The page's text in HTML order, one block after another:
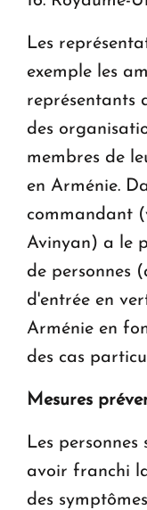
Les
exemple les
représentants
des
membres de
en Arménie.
commandant
Avinyan) a le
de personnes
d'entrée en
Arménie en
des cas
Mesures
Les
avoir franchi
des